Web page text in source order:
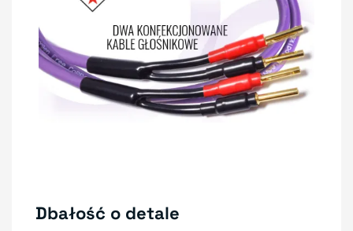
Dbałość o detale